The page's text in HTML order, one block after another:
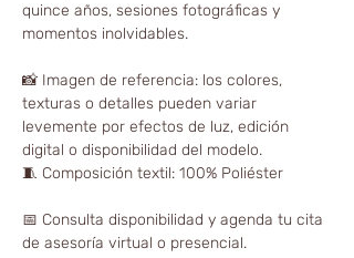
quince años, sesiones fotográficas y
momentos inolvidables.
📸 Imagen de referencia: los colores,
texturas o detalles pueden variar
levemente por efectos de luz, edición
digital o disponibilidad del modelo.
🧵 Composición textil: 100% Poliéster
📅 Consulta disponibilidad y agenda tu cita
de asesoría virtual o presencial.